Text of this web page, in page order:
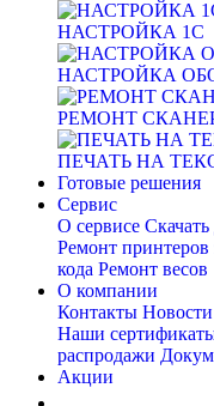
НАСТРОЙКА 1С
НАСТРОЙКА
РЕМОНТ
ПЕЧАТЬ НА
Готовые решения
Сервис
О сервисе
Ремонт принтеров
кода Ремонт весов
О компании
Контакты Новости
Наши
распродажи
Акции